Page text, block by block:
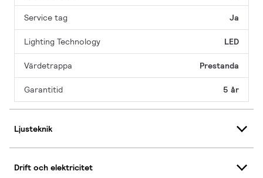
Service tag Ja
Lighting Technology LED
Värdetrappa Prestanda
Garantitid 5 år
Ljusteknik
Drift och elektricitet